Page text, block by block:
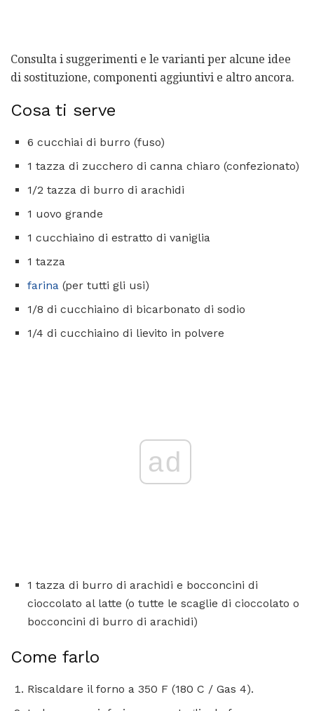
Consulta i suggerimenti e le varianti per alcune idee
di sostituzione, componenti aggiuntivi e altro ancora.
Cosa ti serve
6 cucchiai di burro (fuso)
1 tazza di zucchero di canna chiaro (confezionato)
1/2 tazza di burro di arachidi
1 uovo grande
1 cucchiaino di estratto di vaniglia
1 tazza
farina (per tutti gli usi)
1/8 di cucchiaino di bicarbonato di sodio
1/4 di cucchiaino di lievito in polvere
ad
1 tazza di burro di arachidi e bocconcini di
cioccolato al latte (o tutte le scaglie di cioccolato o
bocconcini di burro di arachidi)
Come farlo
Riscaldare il forno a 350 F (180 C / Gas 4).